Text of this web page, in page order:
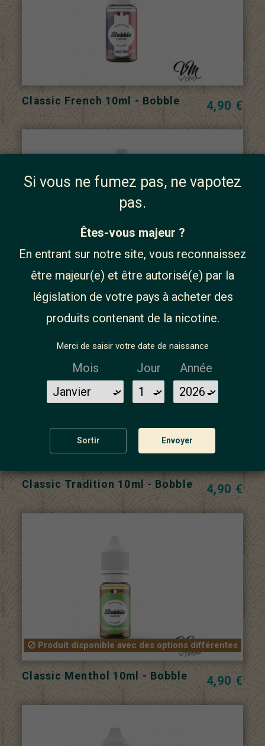
Classic French 10ml - Bobble 4,90 €
Produit disponible avec des options différentes
Classic RY4 10ml - Bobble 4,90 €
Rupture de stock
Classic Tradition 10ml - Bobble 4,90 €
Produit disponible avec des options différentes
Classic Menthol 10ml - Bobble 4,90 €
Si vous ne fumez pas, ne vapotez
pas.
Êtes-vous majeur ?
En entrant sur notre site, vous reconnaissez
être majeur(e) et être autorisé(e) par la
législation de votre pays à acheter des
produits contenant de la nicotine.
Merci de saisir votre date de naissance
Mois Jour Année
Sortir Envoyer